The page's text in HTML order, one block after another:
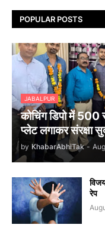
POPULAR POSTS
JABALPUR
कोचिंग डिपो में 500
प्लेट लगाकर संरक्षा
by KhabarAbhiTak -
रेप